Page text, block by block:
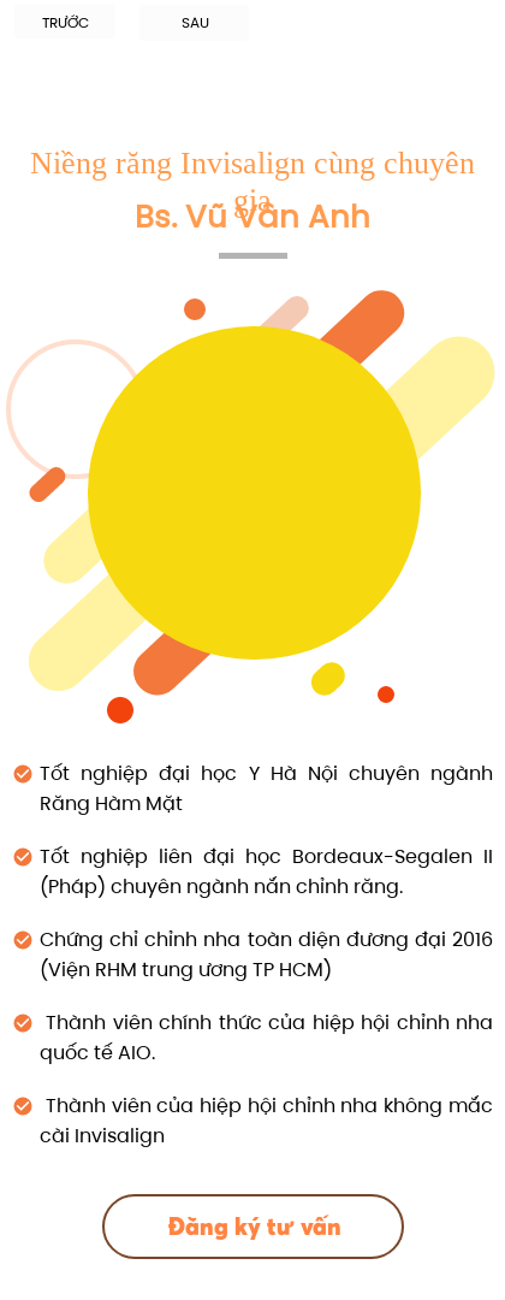
SAU
TRƯỚC
Niềng răng Invisalign cùng chuyên
gia
Tốt nghiệp đại học Y Hà Nội chuyên ngành
Răng Hàm Mặt
Tốt nghiệp liên đại học Bordeaux-Segalen II
(Pháp) chuyên ngành nắn chỉnh răng.
Chứng chỉ chỉnh nha toàn diện đương đại 2016
(Viện RHM trung ương TP HCM)
Thành viên chính thức của hiệp hội chỉnh nha
quốc tế AIO.
Thành viên của hiệp hội chỉnh nha không mắc
cài Invisalign
Bs. Vũ Vân Anh
Đăng ký tư vấn